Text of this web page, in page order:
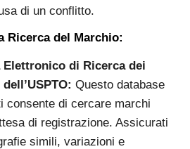
di un conflitto.
Ricerca del Marchio:
Elettronico di Ricerca dei
Questo database
consente di cercare marchi
di registrazione. Assicurati
simili, variazioni e